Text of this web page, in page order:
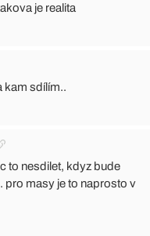
je realita
kam sdílím..
to nesdilet, kdyz bude
pro masy je to naprosto v